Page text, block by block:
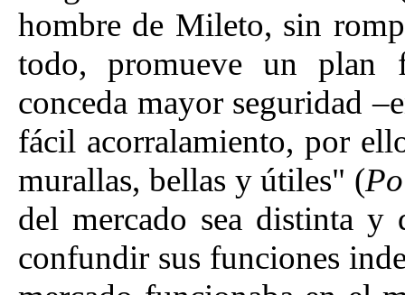
hombre de Mileto, sin
todo, promueve un plan
conceda mayor seguridad
fácil acorralamiento, por
murallas, bellas y útiles" (
del mercado sea distinta
confundir sus funciones